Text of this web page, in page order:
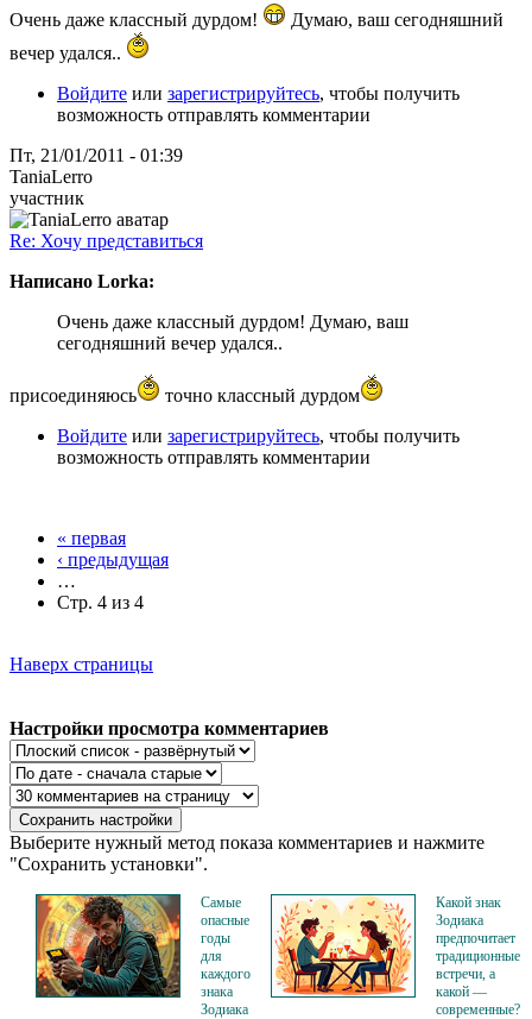
Очень даже классный дурдом!
Думаю, ваш сегодняшний
вечер удался..
Войдите или зарегистрируйтесь, чтобы получить
возможность отправлять комментарии
Пт, 21/01/2011 - 01:39
TaniaLerro
участник
Re: Хочу представиться
Написано Lorka:
Очень даже классный дурдом! Думаю, ваш
сегодняшний вечер удался..
присоединяюсь
точно классный дурдом
Войдите или зарегистрируйтесь, чтобы получить
возможность отправлять комментарии
« первая
‹ предыдущая
…
Стр. 4 из 4
Наверх страницы
Настройки просмотра комментариев
Выберите нужный метод показа комментариев и нажмите
"Сохранить установки".
Самые
опасные
годы
для
каждого
знака
Зодиака
Какой знак
Зодиака
предпочитает
традиционные
встречи, а
какой —
современные?